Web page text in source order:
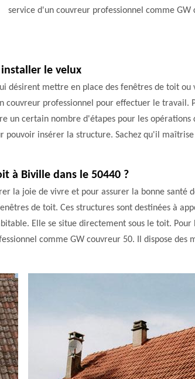
service d'un couvreur professionnel comme GW
le velux
désirent mettre en place des fenêtres de toit ou
professionnel pour effectuer le travail.
un certain nombre d'étapes pour les opérations
insérer la structure. Sachez qu'il
à Biville dans le 50440 ?
la joie de vivre et pour assurer la bonne santé
de toit. Ces structures sont destinées à
Elle se situe directement sous le toit. Pour
comme GW couvreur 50. Il dispose des